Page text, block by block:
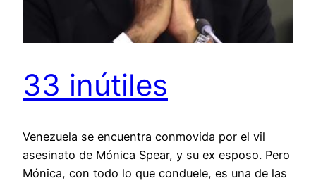
33 inútiles
Venezuela se encuentra conmovida por el vil
asesinato de Mónica Spear, y su ex esposo. Pero
Mónica, con todo lo que conduele, es una de las